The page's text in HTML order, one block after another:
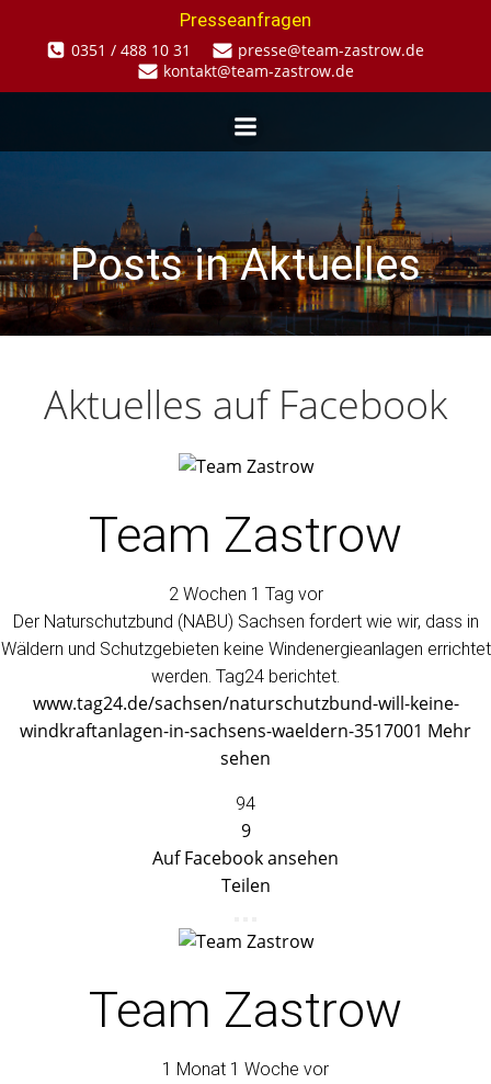
Zum
springen
Presseanfragen
0351 / 488 10 31
presse@team-zastrow.de
kontakt@team-zastrow.de
Posts in Aktuelles
Aktuelles auf Facebook
Team Zastrow
2 Wochen 1 Tag vor
Der Naturschutzbund (NABU) Sachsen fordert wie wir, dass in
Wäldern und Schutzgebieten keine Windenergieanlagen errichtet
werden. Tag24 berichtet.
www.tag24.de/sachsen/naturschutzbund-will-keine-
windkraftanlagen-in-sachsens-waeldern-3517001 Mehr
sehen
94
9
Auf Facebook ansehen
Teilen
Team Zastrow
1 Monat 1 Woche vor